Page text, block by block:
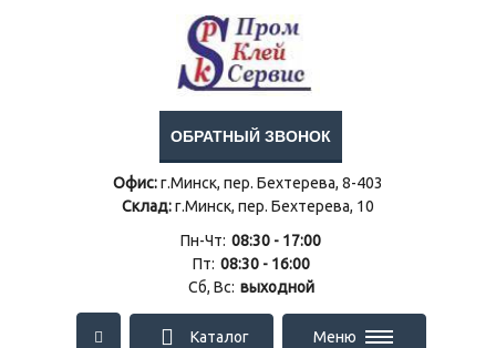
ОБРАТНЫЙ ЗВОНОК
Офис:г.Минск, пер. Бехтерева, 8-403
Склад:г.Минск, пер. Бехтерева, 10
Пн-Чт: 08:30 - 17:00
Пт: 08:30 - 16:00
Сб, Вс: выходной
Каталог Меню